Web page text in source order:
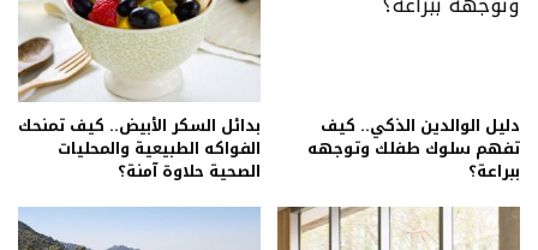
دليل الوالدين الذكي.. كيف
تفهم سلوك طفلك وتوجهه
ببراعة؟
بدائل السكر الأبيض.. كيف تمنحك
الفواكه الطبيعية والمحليات
الصحية حلاوة آمنة؟